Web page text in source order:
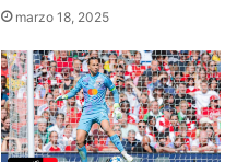
marzo 18, 2025